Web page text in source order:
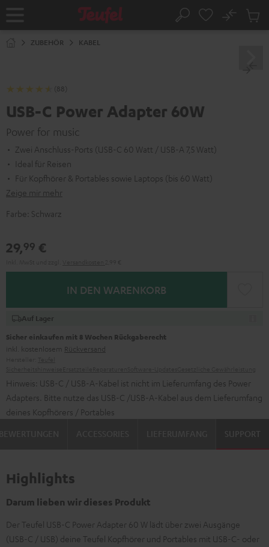
Startseite Suche
No
ZUBEHÖR KABEL
(88)
USB-C Power Adapter 60W
Power for music
Zwei Anschluss-Ports (USB-C 60 Watt / USB-A 7,5 Watt)
Ideal für Reisen
Für Kopfhörer & Portables sowie Laptops (bis 60 Watt)
Zeige mir mehr
Farbe: Schwarz
29,99 €
IN DEN WARENKORB
Auf Lager
Sicher einkaufen mit 8 Wochen Rückgaberecht
inkl. kostenlosem Rückversand
Hinweis: USB-C / USB-A-Kabel ist nicht im Lieferumfang des Power
Adapters. Bitte nutze das USB-C /USB-A-Kabel aus dem Lieferumfang
deines Kopfhörers / Portables
SUPPORT
Highlights
Darum lieben wir dieses Produkt
Der Teufel USB-C Power Adapter 60 W lädt über zwei Ausgänge
(USB-C / USB) deine Teufel Kopfhörer und Portables mit USB-C- oder